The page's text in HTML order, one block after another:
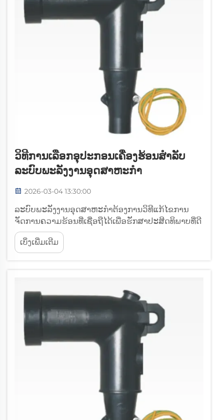
ວິທີການເລືອກອຸປະກອນເຄື່ອງຮ້ອນສໍາລັບ
ລະບົບພະລັງງານອຸດສາຫະກໍາ
2026-03-04 13:30:00
ລະບົບພະລັງງານອຸດສາຫະກຳຕ້ອງການວິທີແກ້ໄຂການ
ຈັດການຄວາມຮ້ອນທີ່ເຊື່ອຖືໄດ້ເພື່ອຮັກສາປະສິດທິພາບທີ່ດີ
ທີ່ສຸດໃນສະພາບແວດລ້ອມທີ່ມີຄວາມຕ້ອງການສູງ. ການ
ເລືອກອຸປະກອນເສີມສຳລັບເຄເບີລ້ຽວຄວາມຮ້ອນທີ່
ເໝາະສົມແມ່ນມີຄວາມສຳຄັນຢ່າງຍິ່ງເພື່ອຮັບປະກັນການ
ເບິ່ງເພີ່ມເຕີມ